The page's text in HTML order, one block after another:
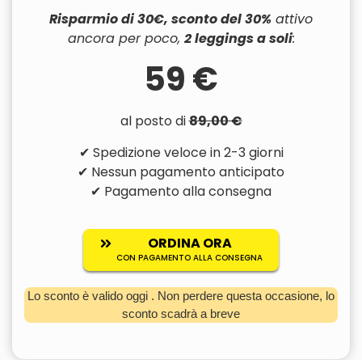
Risparmio di 30€, sconto del 30% attivo
ancora per poco, 2 leggings a soli:
59 €
al posto di89,00 €
✔ Spedizione veloce in 2-3 giorni
✔ Nessun pagamento anticipato
✔ Pagamento alla consegna
ORDINA ORA
CON PAGAMENTO ALLA CONSEGNA
Lo sconto è valido oggi . Non perdere questa occasione, lo
sconto scadrà a breve